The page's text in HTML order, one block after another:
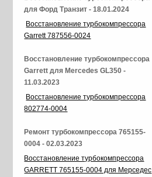
для Форд Транзит - 18.01.2024
Восстановление турбокомпрессора
Garrett 787556-0024
Восстановление турбокомпрессора
Garrett для Mercedes GL350 -
11.03.2023
Восстановление турбокомпрессора
802774-0004
Ремонт турбокомпрессора 765155-
0004 - 02.03.2023
Восстановление турбокомпрессора
GARRETT 765155-0004 для Мерседес